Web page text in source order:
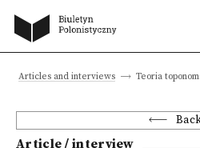
Articles and interviews Teoria
Article / interview